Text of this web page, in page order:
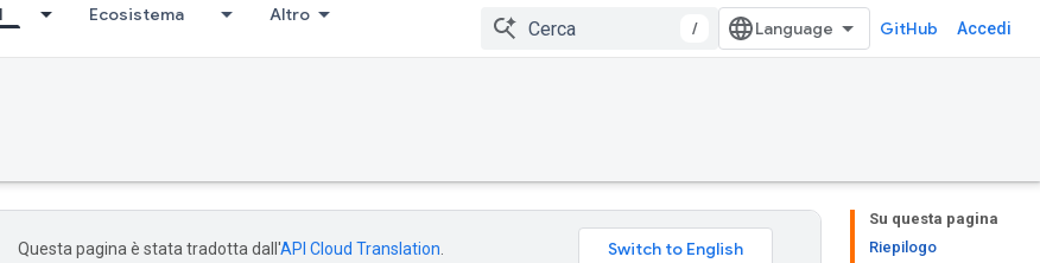
Ecosistema Altro
/ GitHub Accedi
Su questa pagina
Riepilogo
Questa pagina è stata tradotta dall'API Cloud Translation